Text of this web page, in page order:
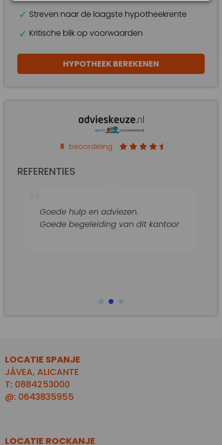
Streven naar de laagste hypotheekrente
Kritische blik op voorwaarden
HYPOTHEEK BEREKENEN
8 beoordeling
REFERENTIES
Goede hulp en adviezen.
Goede begeleiding van dit kantoor
LOCATIE SPANJE
JÁVEA, ALICANTE
T: 0884253000
@: 0643835955
LOCATIE ROCKANJE